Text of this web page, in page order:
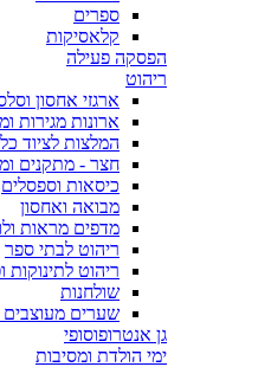
ספרים
קלאסיקות
הפסקה פעילה
ריהוט
ארגזי אחסון
ארונות מגירות
המלצות לציוד
חצר - מתקנים
כיסאות וספסלים
מבואה ואחסון
מדפים מראות
ריהוט לבתי ספר
ריהוט לתינוקות
שולחנות
שערים מעוצבים
גן אנטרופוסופי
ימי הולדת ומסיבות